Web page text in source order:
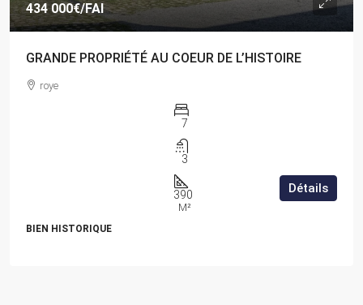
434 000€/FAI
GRANDE PROPRIÉTÉ AU COEUR DE L’HISTOIRE
roye
7
3
390
M²
BIEN HISTORIQUE
Détails